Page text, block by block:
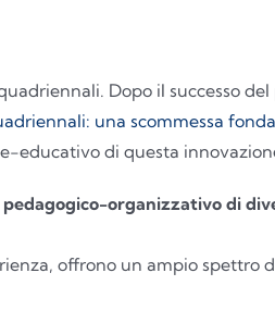
Dopo il successo
una scommessa
educativo di questa
organizzativo di
offrono un ampio spettro